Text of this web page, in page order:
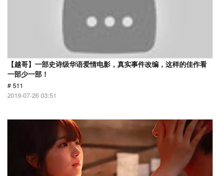
【越哥】一部史诗级华语爱情电影，真实事件改编，这样的佳作看
一部少一部！
# 511
2019-07-26 03:51